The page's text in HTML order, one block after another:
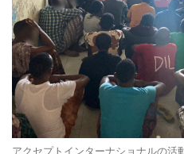
アクセプトインターナショナルの活